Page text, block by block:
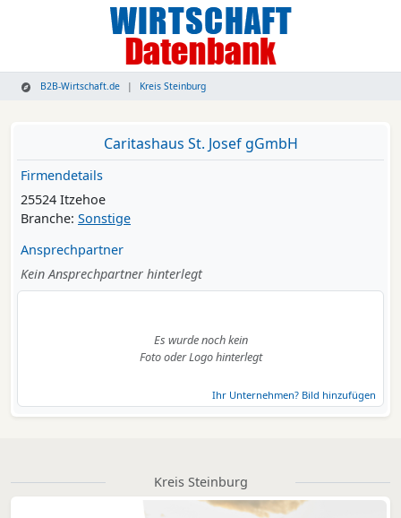
B2B-Wirtschaft.de Kreis Steinburg
Caritashaus St. Josef gGmbH
Firmendetails
25524 Itzehoe
Branche: Sonstige
Ansprechpartner
Kein Ansprechpartner hinterlegt
Es wurde noch kein
Foto oder Logo hinterlegt
Ihr Unternehmen? Bild hinzufügen
Kreis Steinburg